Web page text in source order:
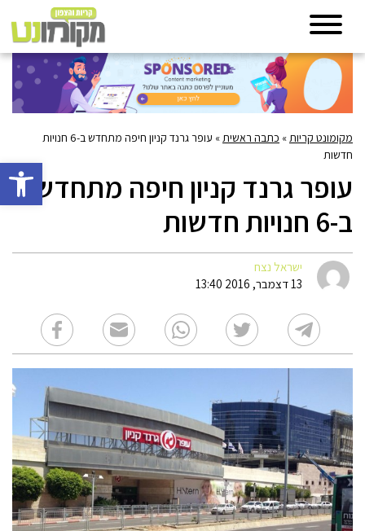
פתח
מקומונט קריות » כתבה ראשית »
עופר גרנד קניון חיפה מתחדש ב-6 חנויות
חדשות
עופר גרנד קניון חיפה מתחדש
ב-6 חנויות חדשות
ישראל נצח
13 דצמבר, 2016 13:40